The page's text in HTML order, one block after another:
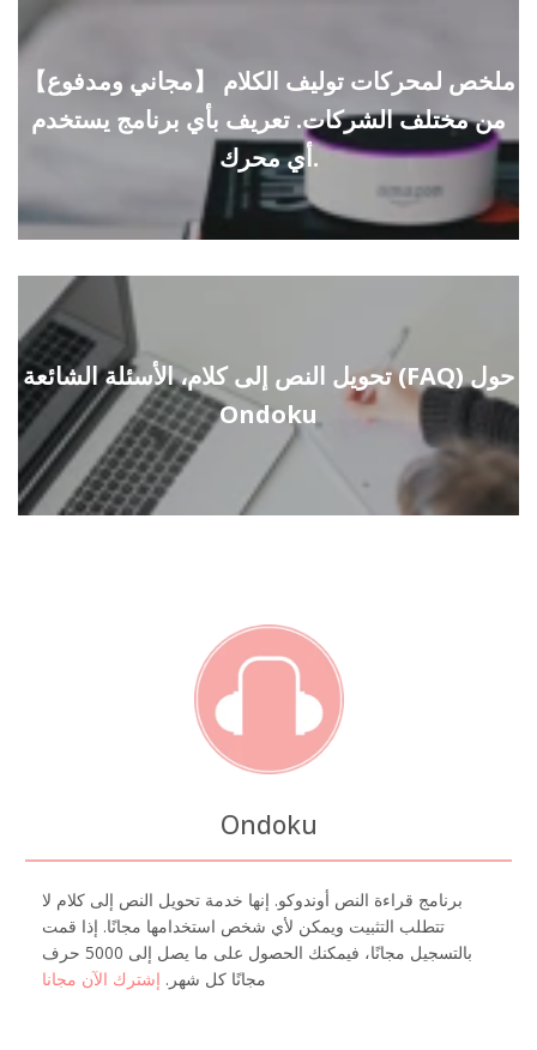
【مجاني ومدفوع】 ملخص لمحركات توليف الكلام
من مختلف الشركات. تعريف بأي برنامج يستخدم
أي محرك.
تحويل النص إلى كلام، الأسئلة الشائعة (FAQ) حول
Ondoku
Ondoku
برنامج قراءة النص أوندوكو. إنها خدمة تحويل النص إلى كلام لا
تتطلب التثبيت ويمكن لأي شخص استخدامها مجانًا. إذا قمت
بالتسجيل مجانًا، فيمكنك الحصول على ما يصل إلى 5000 حرف
مجانًا كل شهر. إشترك الآن مجانا